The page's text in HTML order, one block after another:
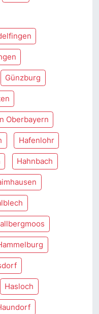
Günzburg
Oberbayern
Hafenlohr
Hahnbach
Hasloch